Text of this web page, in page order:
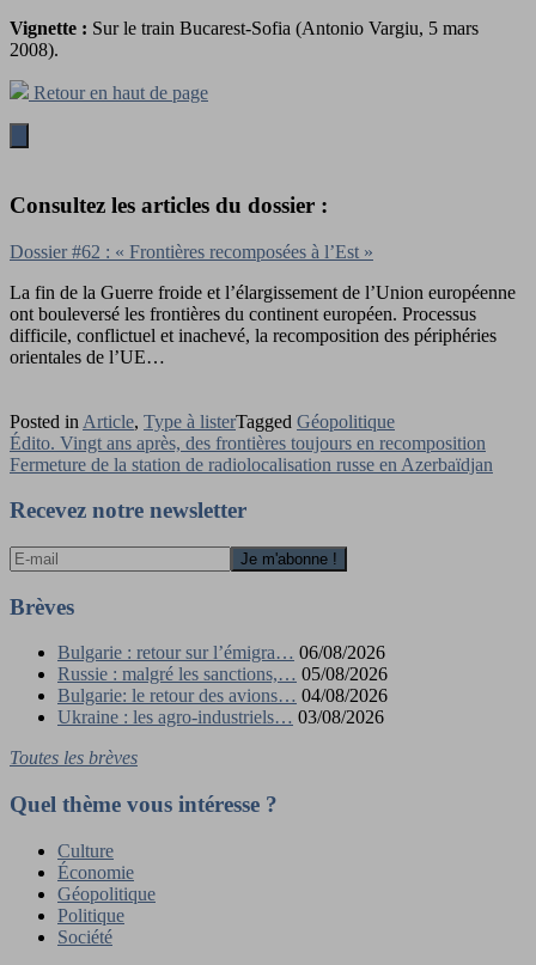
Vignette : Sur le train Bucarest-Sofia (Antonio Vargiu, 5 mars
2008).
Retour en haut de page
Consultez les articles du dossier :
Dossier #62 : « Frontières recomposées à l’Est »
La fin de la Guerre froide et l’élargissement de l’Union européenne
ont bouleversé les frontières du continent européen. Processus
difficile, conflictuel et inachevé, la recomposition des périphéries
orientales de l’UE…
Posted in Article, Type à listerTagged Géopolitique
Navigation
de
l’article
Édito. Vingt ans après, des frontières toujours en recomposition
Fermeture de la station de radiolocalisation russe en Azerbaïdjan
Recevez notre newsletter
Brèves
Bulgarie : retour sur l’émigra… 06/08/2026
Russie : malgré les sanctions,… 05/08/2026
Bulgarie: le retour des avions… 04/08/2026
Ukraine : les agro-industriels… 03/08/2026
Toutes les brèves
Quel thème vous intéresse ?
Culture
Économie
Géopolitique
Politique
Société